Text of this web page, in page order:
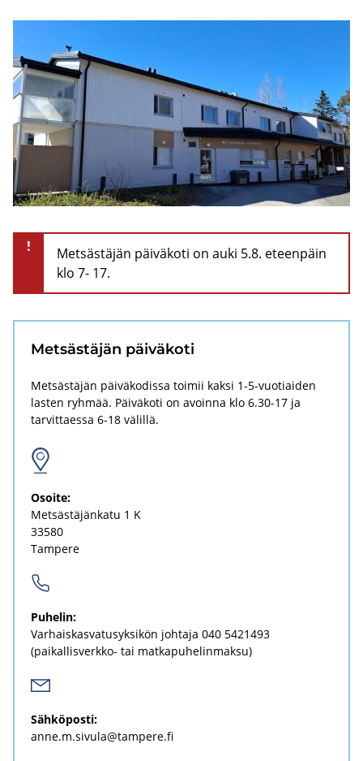
!
Metsästäjän päiväkoti on auki 5.8. eteenpäin
klo 7- 17.
Met­säs­tä­jän päi­vä­ko­ti
Metsästäjän päiväkodissa toimii kaksi 1-5-vuotiaiden
lasten ryhmää. Päiväkoti on avoinna klo 6.30-17 ja
tarvittaessa 6-18 välillä.
Osoi­te:
Met­säs­tä­jän­ka­tu 1 K
33580
Tam­pe­re
Pu­he­lin:
Var­hais­kas­va­tusyk­si­kön joh­ta­ja 040 5421493
(paikallisverkko-​ tai mat­ka­pu­he­lin­mak­su)
Säh­kö­pos­ti:
anne.m.si­vu­la@tam­pe­re.fi